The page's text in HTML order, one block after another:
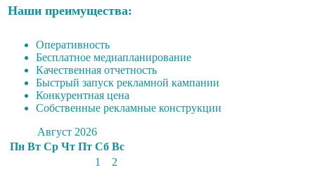
Наши преимущества:
Оперативность
Бесплатное медиапланирование
Качественная отчетность
Быстрый запуск рекламной кампании
Конкурентная цена
Собственные рекламные конструкции
Август 2026
Пн Вт Ср Чт Пт Сб Вс
1
2